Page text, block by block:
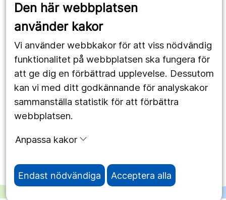
Den här webbplatsen
använder kakor
Vi använder webbkakor för att viss nödvändig
funktionalitet på webbplatsen ska fungera för
att ge dig en förbättrad upplevelse. Dessutom
kan vi med ditt godkännande för analyskakor
sammanställa statistik för att förbättra
webbplatsen.
Anpassa kakor
Endast nödvändiga Acceptera alla
Vårdgivare
Följ oss
Facebook
portraitInstagram
LinkedIn